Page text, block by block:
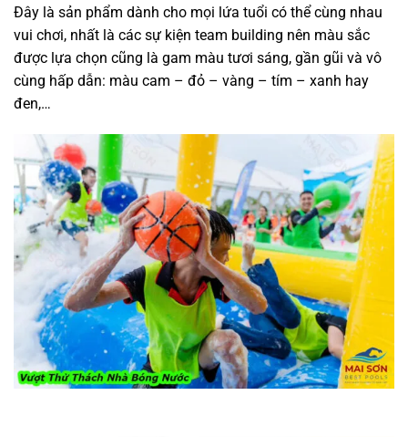
Đây là sản phẩm dành cho mọi lứa tuổi có thể cùng nhau
vui chơi, nhất là các sự kiện team building nên màu sắc
được lựa chọn cũng là gam màu tươi sáng, gần gũi và vô
cùng hấp dẫn: màu cam – đỏ – vàng – tím – xanh hay
đen,…